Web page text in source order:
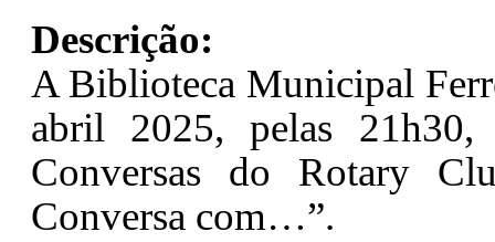
Descrição:
A Biblioteca Municipal
abril 2025, pelas
Conversas do Rotary
Conversa com…”.